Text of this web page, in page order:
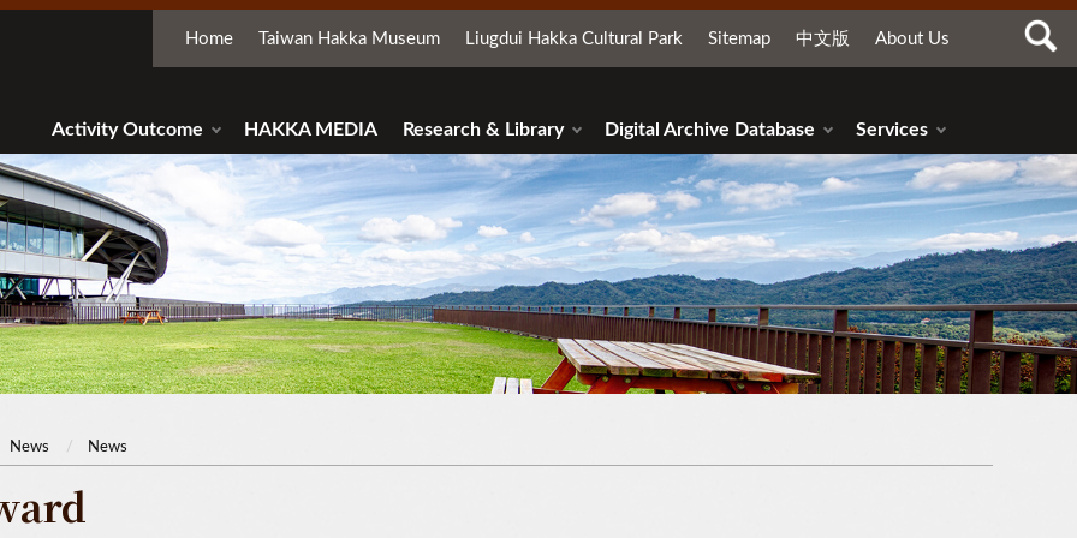
Home Taiwan Hakka Museum Liugdui Hakka Cultural Park Sitemap 中文版 About Us
Activity Outcome HAKKA MEDIA Research & Library Digital Archive Database Services
News News